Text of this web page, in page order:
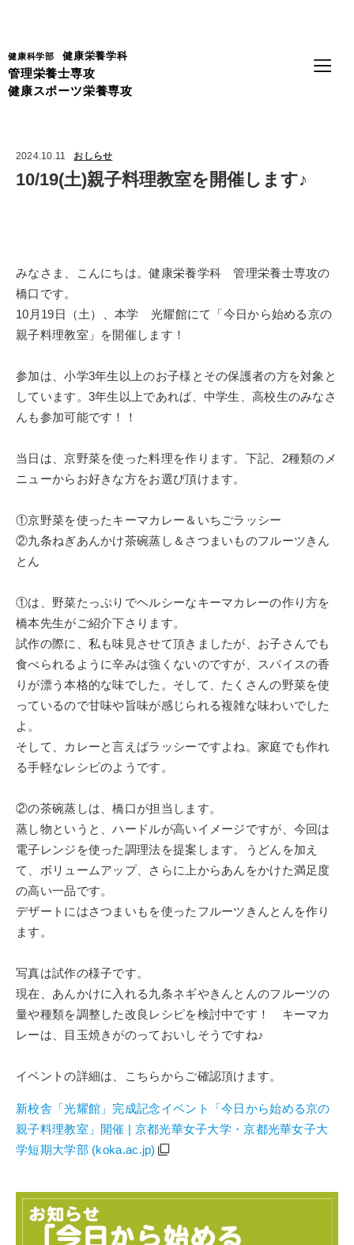
健康科学部 健康栄養学科
管理栄養士専攻
健康スポーツ栄養専攻
2024.10.11 おしらせ
10/19(土)親子料理教室を開催します♪
みなさま、こんにちは。健康栄養学科 管理栄養士専攻の
橋口です。
10月19日（土）、本学 光耀館にて「今日から始める京の
親子料理教室」を開催します！
参加は、小学3年生以上のお子様とその保護者の方を対象と
しています。3年生以上であれば、中学生、高校生のみなさ
んも参加可能です！！
当日は、京野菜を使った料理を作ります。下記、2種類のメ
ニューからお好きな方をお選び頂けます。
①京野菜を使ったキーマカレー＆いちごラッシー
②九条ねぎあんかけ茶碗蒸し＆さつまいものフルーツきん
とん
①は、野菜たっぷりでヘルシーなキーマカレーの作り方を
橋本先生がご紹介下さります。
試作の際に、私も味見させて頂きましたが、お子さんでも
食べられるように辛みは強くないのですが、スパイスの香
りが漂う本格的な味でした。そして、たくさんの野菜を使
っているので甘味や旨味が感じられる複雑な味わいでした
よ。
そして、カレーと言えばラッシーですよね。家庭でも作れ
る手軽なレシピのようです。
②の茶碗蒸しは、橋口が担当します。
蒸し物というと、ハードルが高いイメージですが、今回は
電子レンジを使った調理法を提案します。うどんを加え
て、ボリュームアップ、さらに上からあんをかけた満足度
の高い一品です。
デザートにはさつまいもを使ったフルーツきんとんを作り
ます。
写真は試作の様子です。
現在、あんかけに入れる九条ネギやきんとんのフルーツの
量や種類を調整した改良レシピを検討中です！ キーマカ
レーは、目玉焼きがのっておいしそうですね♪
イベントの詳細は、こちらからご確認頂けます。
新校舎「光耀館」完成記念イベント「今日から始める京の
親子料理教室」開催 | 京都光華女子大学・京都光華女子大
学短期大学部 (koka.ac.jp)